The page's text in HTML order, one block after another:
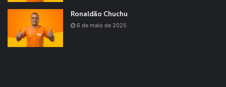
Ronaldão Chuchu
6 de maio de 2025